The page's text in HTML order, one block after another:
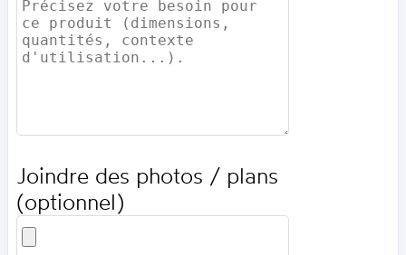
Joindre des photos / plans
(optionnel)